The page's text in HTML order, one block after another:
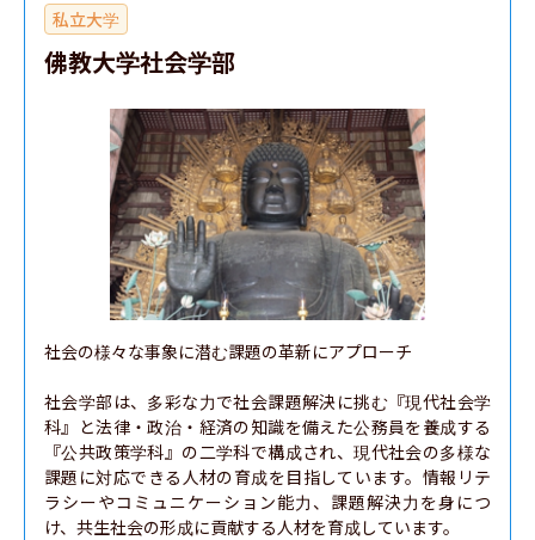
私立大学
佛教大学社会学部
社会の様々な事象に潜む課題の革新にアプローチ
社会学部は、多彩な力で社会課題解決に挑む『現代社会学
科』と法律・政治・経済の知識を備えた公務員を養成する
『公共政策学科』の二学科で構成され、現代社会の多様な
課題に対応できる人材の育成を目指しています。情報リテ
ラシーやコミュニケーション能力、課題解決力を身につ
け、共生社会の形成に貢献する人材を育成しています。